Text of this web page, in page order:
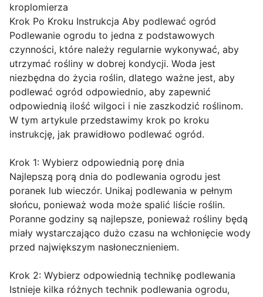
kroplomierza
Krok Po Kroku Instrukcja Aby podlewać ogród
Podlewanie ogrodu to jedna z podstawowych
czynności, które należy regularnie wykonywać, aby
utrzymać rośliny w dobrej kondycji. Woda jest
niezbędna do życia roślin, dlatego ważne jest, aby
podlewać ogród odpowiednio, aby zapewnić
odpowiednią ilość wilgoci i nie zaszkodzić roślinom.
W tym artykule przedstawimy krok po kroku
instrukcję, jak prawidłowo podlewać ogród.
Krok 1: Wybierz odpowiednią porę dnia
Najlepszą porą dnia do podlewania ogrodu jest
poranek lub wieczór. Unikaj podlewania w pełnym
słońcu, ponieważ woda może spalić liście roślin.
Poranne godziny są najlepsze, ponieważ rośliny będą
miały wystarczająco dużo czasu na wchłonięcie wody
przed największym nasłonecznieniem.
Krok 2: Wybierz odpowiednią technikę podlewania
Istnieje kilka różnych technik podlewania ogrodu,